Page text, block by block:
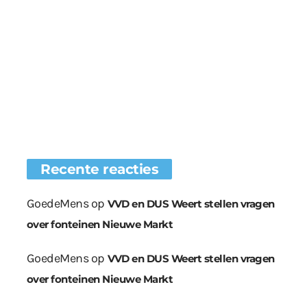
Recente reacties
GoedeMensop VVD en DUS Weert stellen vragen
over fonteinen Nieuwe Markt
GoedeMensop VVD en DUS Weert stellen vragen
over fonteinen Nieuwe Markt